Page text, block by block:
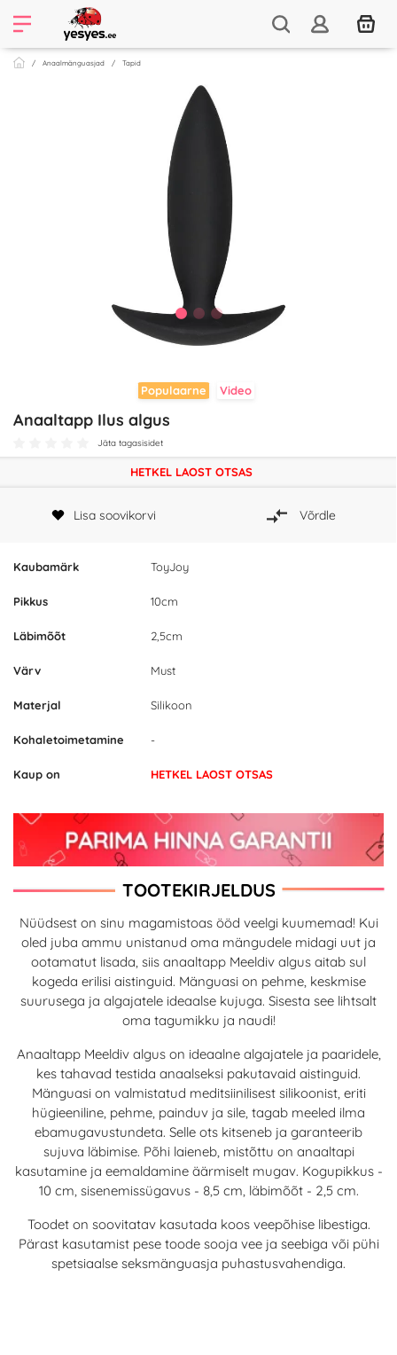
Anaalmänguasjad Tapid
Populaarne Video
Anaaltapp Ilus algus
Jäta tagasisidet
Kaubamärk ToyJoy
Pikkus 10cm
Läbimõõt 2,5cm
Värv Must
Materjal Silikoon
Kohaletoimetamine -
Kaup on HETKEL LAOST OTSAS
HETKEL LAOST OTSAS
Lisa soovikorvi Võrdle
TOOTEKIRJELDUS
Nüüdsest on sinu magamistoas ööd veelgi kuumemad! Kui
oled juba ammu unistanud oma mängudele midagi uut ja
ootamatut lisada, siis anaaltapp Meeldiv algus aitab sul
kogeda erilisi aistinguid. Mänguasi on pehme, keskmise
suurusega ja algajatele ideaalse kujuga. Sisesta see lihtsalt
oma tagumikku ja naudi!
Anaaltapp Meeldiv algus on ideaalne algajatele ja paaridele,
kes tahavad testida anaalseksi pakutavaid aistinguid.
Mänguasi on valmistatud meditsiinilisest silikoonist, eriti
hügieeniline, pehme, painduv ja sile, tagab meeled ilma
ebamugavustundeta. Selle ots kitseneb ja garanteerib
sujuva läbimise. Põhi laieneb, mistõttu on anaaltapi
kasutamine ja eemaldamine äärmiselt mugav. Kogupikkus -
10 cm, sisenemissügavus - 8,5 cm, läbimõõt - 2,5 cm.
Toodet on soovitatav kasutada koos veepõhise libestiga.
Pärast kasutamist pese toode sooja vee ja seebiga või pühi
spetsiaalse seksmänguasja puhastusvahendiga.